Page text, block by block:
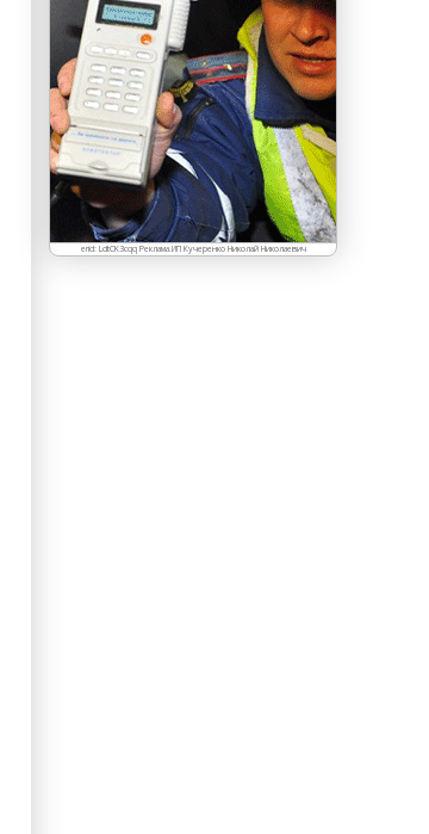
erid: LdtCK3cqq Реклама.ИП Кучеренко Николай Николаевич